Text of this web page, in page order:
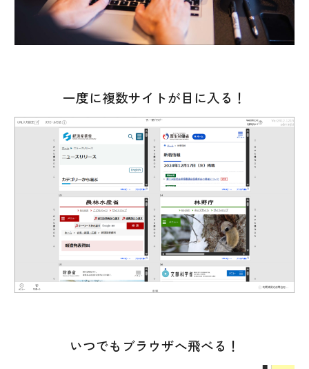
一度に複数サイトが目に入る！
いつでもブラウザへ飛べる！